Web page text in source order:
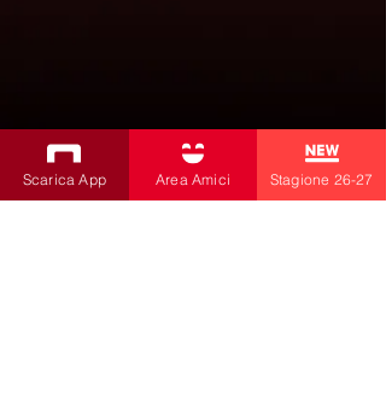
Scarica App Area Amici Stagione 26-27